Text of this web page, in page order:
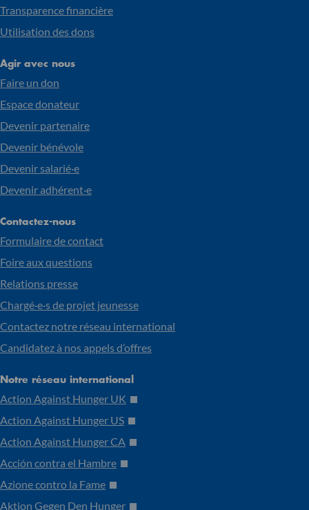
Transparence financière
Utilisation des dons
Agir avec nous
Faire un don
Espace donateur
Devenir partenaire
Devenir bénévole
Devenir salarié·e
Devenir adhérent·e
Contactez-nous
Formulaire de contact
Foire aux questions
Relations presse
Chargé·e·s de projet jeunesse
Contactez notre réseau international
Candidatez à nos appels d’offres
Notre réseau international
Action Against Hunger UK
Action Against Hunger US
Action Against Hunger CA
Acción contra el Hambre
Azione contro la Fame
Aktion Gegen Den Hunger